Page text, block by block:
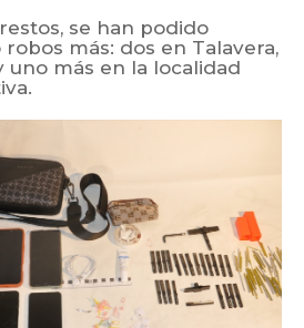
se han podido
más: dos en Talavera,
uno más en la localidad